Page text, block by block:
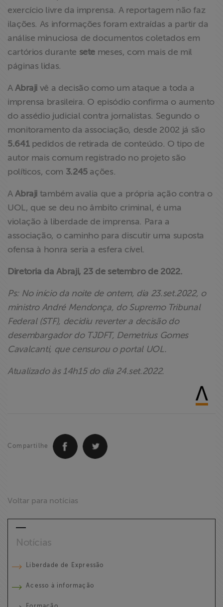
exercício livre da imprensa. A reportagem não faz
ilações. As informações foram extraídas a partir da
análise minuciosa de documentos coletados em
cartórios durante sete meses, com mais de mil
páginas lidas.
AAbraji vê a decisão como um ataque a toda a
imprensa brasileira. O episódio confirma o aumento
do assédio judicial contra jornalistas. Segundo o
monitoramento da associação, desde 2002 já são
5.641pedidos de retirada de conteúdo. O tipo de
autor mais comum registrado no projeto são
políticos, com 3.245ações.
AAbraji também avalia que a própria ação contra o
UOL, que se deu no âmbito criminal, é uma
violação à liberdade de imprensa. Para a
associação, o caminho para discutir uma suposta
ofensa à honra seria a esfera cível.
Diretoria da Abraji, 23 de setembro de 2022.
Ps: No início da noite de ontem, dia 23.set.2022, o
ministro André Mendonça, do Supremo Tribunal
Federal (STF), decidiu reverter a decisão do
desembargador do TJDFT, Demetrius Gomes
Cavalcanti, que censurou o portal UOL.
Atualizado às 14h15 do dia 24.set.2022.
Compartilhe
Voltar para notícias
Notícias
Liberdade de Expressão
Acesso à informação